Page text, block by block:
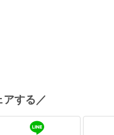
アする／